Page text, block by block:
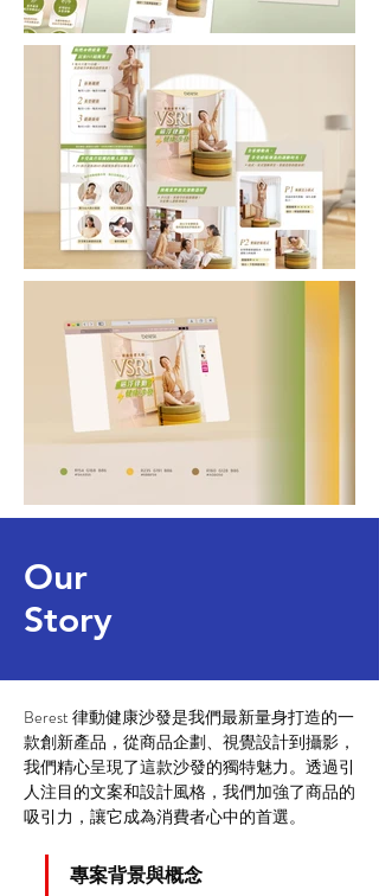
Our
Story
Berest 律動健康沙發是我們最新量身打造的一
款創新產品，從商品企劃、視覺設計到攝影，
我們精心呈現了這款沙發的獨特魅力。透過引
人注目的文案和設計風格，我們加強了商品的
吸引力，讓它成為消費者心中的首選。
專案背景與概念